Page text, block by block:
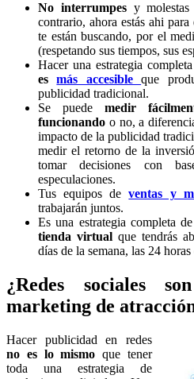
No interrumpesy molestas
contrario, ahora estás ahi
te están buscando, por el
(respetando sus tiempos, sus
Hacer una estrategia
esmás accesibleque
publicidad tradicional.
Se puede medir
funcionando o no, a
impacto de la publicidad
medir el retorno de la
tomar decisiones con
especulaciones.
Tus equipos de ventas y
trabajarán juntos.
Es una estrategia completa
tienda virtual que tendrás
días de la semana, las 24
¿Redes sociales
marketing de
Hacer publicidad en redes
no es lo mismo que tener
toda una estrategia de